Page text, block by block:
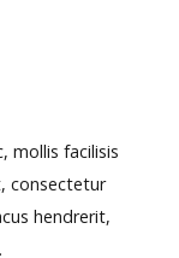
mollis facilisis
consectetur
hendrerit,